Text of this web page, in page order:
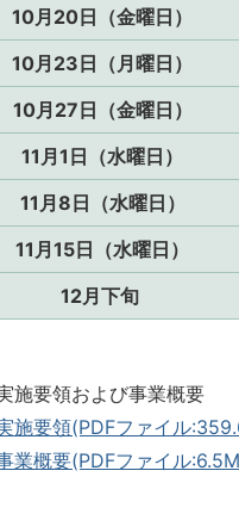
10月20日（金曜日）
10月23日（月曜日）
10月27日（金曜日）
11月1日（水曜日）
11月8日（水曜日）
11月15日（水曜日）
12月下旬
施要領および事業概要
施要領(PDFファイル
業概要(PDFファイル